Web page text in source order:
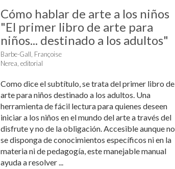
Cómo hablar de arte a los niños
"El primer libro de arte para
niños... destinado a los adultos"
Barbe-Gall, Françoise
Nerea, editorial
Como dice el subtítulo, se trata del primer libro de
arte para niños destinado a los adultos. Una
herramienta de fácil lectura para quienes deseen
iniciar a los niños en el mundo del arte a través del
disfrute y no de la obligación. Accesible aunque no
se disponga de conocimientos específicos ni en la
materia ni de pedagogía, este manejable manual
ayuda a resolver ...